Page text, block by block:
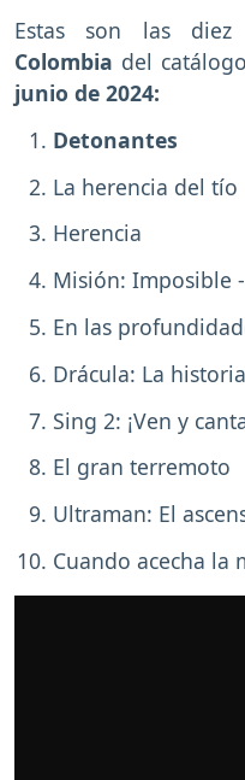
Estas son las
Colombia del
junio de 2024:
Detonantes
La herencia del tío
Herencia
Misión: Imposible
En las
Drácula: La
Sing 2: ¡Ven y
El gran terremoto
Ultraman: El
Cuando acecha la